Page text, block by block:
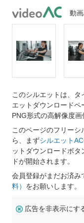
動
このシルエットは、
エットダウンロードペ
PNG形式の高解像度画
このページのフリーシ
ら、まずシルエット
ットダウンロードボ
ドが開始されます。
会員登録がまだお済み
料） をお願いします。
広告を非表示にす